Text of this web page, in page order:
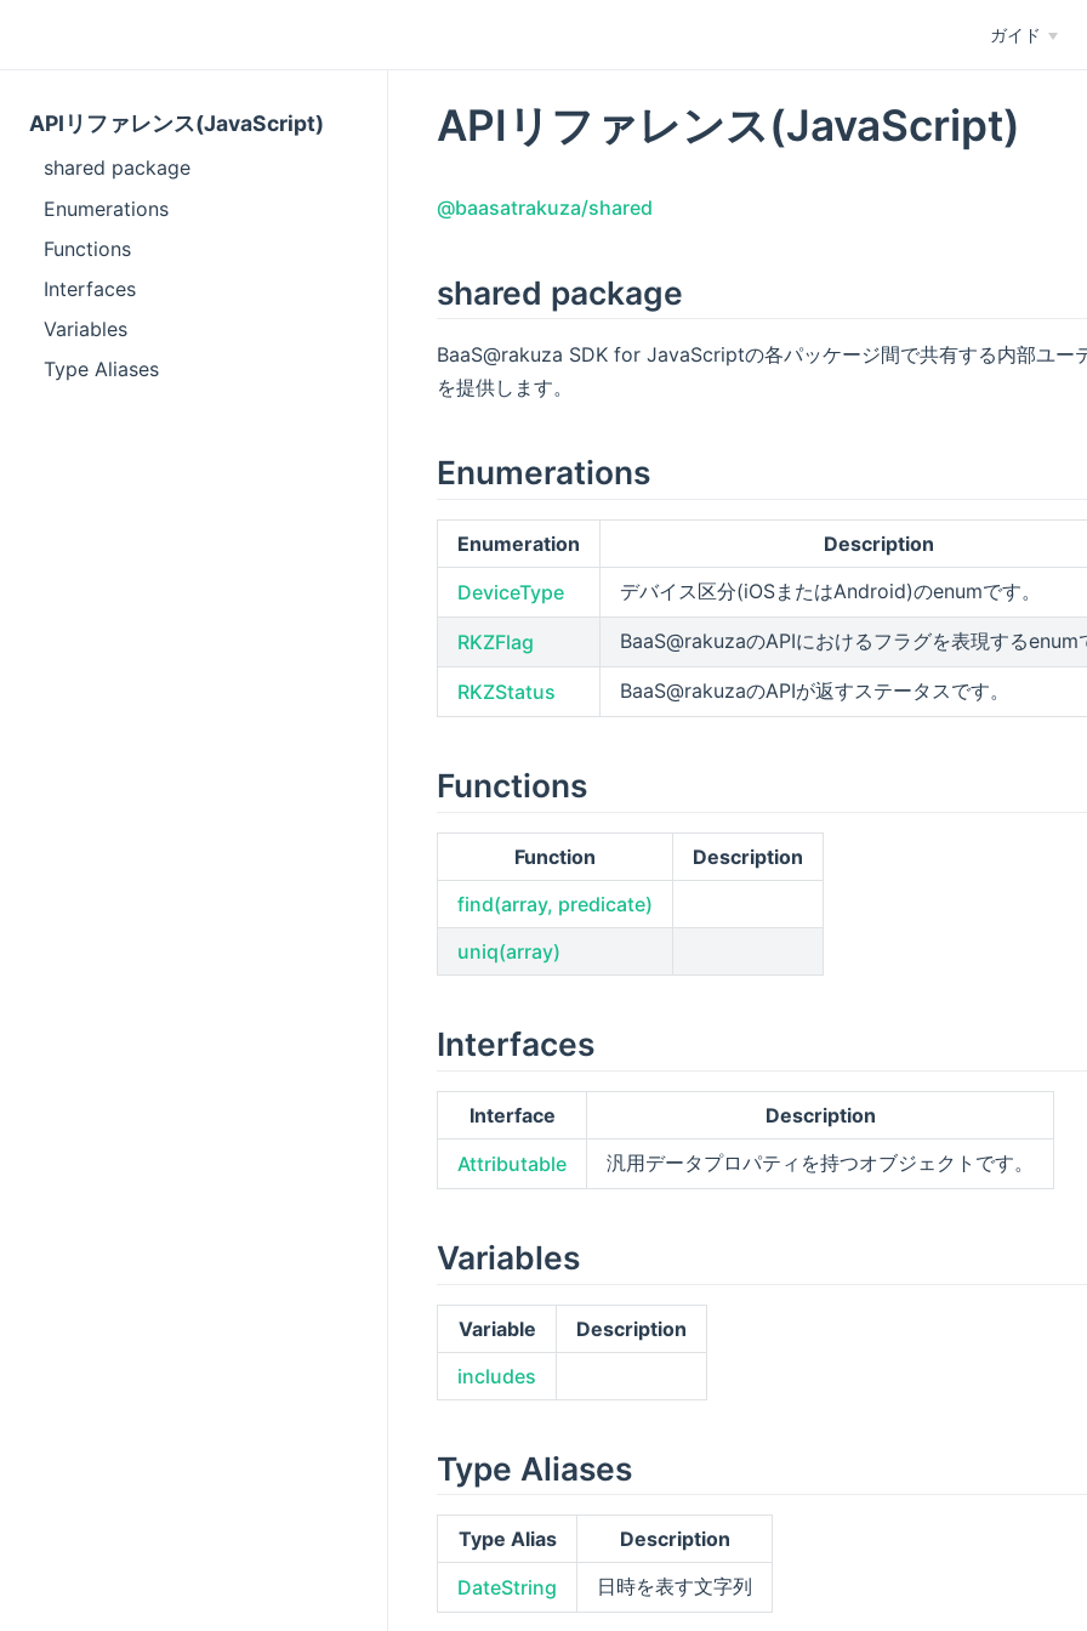
ガイド
APIリファレンス(JavaScript)
shared package
Enumerations
Functions
Interfaces
Variables
Type Aliases
APIリファレンス(JavaScript)
@baasatrakuza/shared
shared package
BaaS@rakuza SDK for JavaScriptの各パッケージ間で共有する内部ユー
を提供します。
Enumerations
Enumeration
Description
DeviceType
デバイス区分(iOSまたはAndroid)のenumです。
RKZFlag BaaS@rakuzaのAPIにおけるフラグを表現するenum
RKZStatus BaaS@rakuzaのAPIが返すステータスです。
Functions
Function
Description
find(array, predicate)
uniq(array)
Interfaces
Interface
Description
Attributable
汎用データプロパティを持つオブジェクトです。
Variables
Variable
Description
includes
Type Aliases
Type Alias
Description
DateString
日時を表す文字列